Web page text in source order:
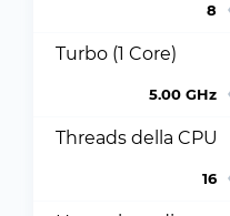
8
Turbo (1 Core)
5.00 GHz
Threads della CPU
16